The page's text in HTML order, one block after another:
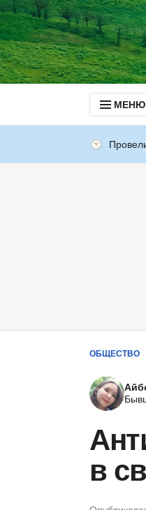
МЕНЮ
ОБЩЕСТВО
в